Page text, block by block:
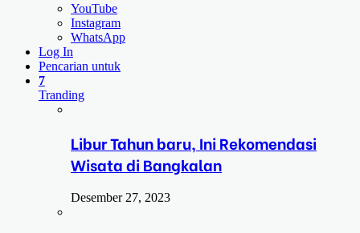
YouTube
Instagram
WhatsApp
Log In
Pencarian untuk
7
Tranding
Libur Tahun baru, Ini Rekomendasi
Wisata di Bangkalan
Desember 27, 2023